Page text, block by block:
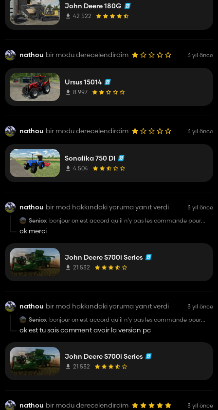
John Deere 180G
42 522
nathou bir modu derecelendirdim 3 yıl önce
Ursus 15014
8 997
nathou bir modu derecelendirdim 3 yıl önce
Sonalika 750 DI
4 504
nathou bir mod hakkındaki yoruma yanıt verdi
3 yıl önce
Seniox bonjour on est accord qu'il n'y pas les commande pour
ok merci
John Deere S700i Series
21 532
nathou bir mod hakkındaki yoruma yanıt verdi
3 yıl önce
Seniox bonjour on est accord qu'il n'y pas les commande pour
activer les truc qu'il il a dans image 4 merci
ok est tu sais comment avoir la version pc
John Deere S700i Series
21 532
nathou bir modu derecelendirdim 3 yıl önce